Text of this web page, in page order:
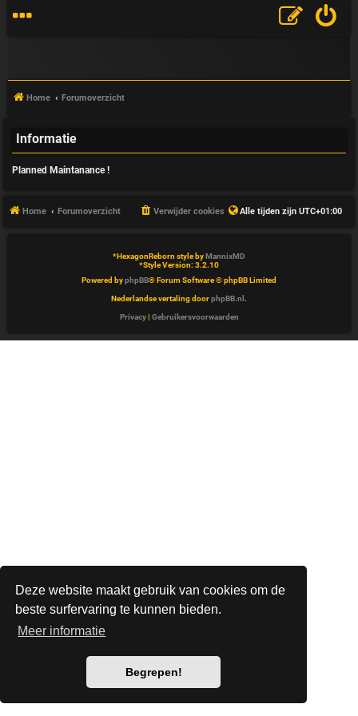
Deze website maakt gebruik van cookies om de
beste surfervaring te kunnen bieden.
Meer informatie
Begrepen!
V
A
Home Forumoverzicht
Informatie
Planned Maintanance !
Home Forumoverzicht Alle tijden zijn UTC+01:00
Verwijder cookies
*HexagonReborn style byMannixMD
*Style Version: 3.2.10
Powered byphpBB® Forum Software © phpBB Limited
Nederlandse vertaling doorphpBB.nl .
Privacy| Gebruikersvoorwaarden